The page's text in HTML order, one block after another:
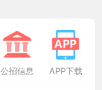
公招信息 APP下载